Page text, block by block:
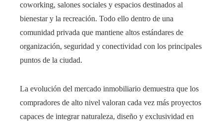
coworking, salones sociales y espacios destinados al
bienestar y la recreación. Todo ello dentro de una
comunidad privada que mantiene altos estándares de
organización, seguridad y conectividad con los principales
puntos de la ciudad.
La evolución del mercado inmobiliario demuestra que los
compradores de alto nivel valoran cada vez más proyectos
capaces de integrar naturaleza, diseño y exclusividad en